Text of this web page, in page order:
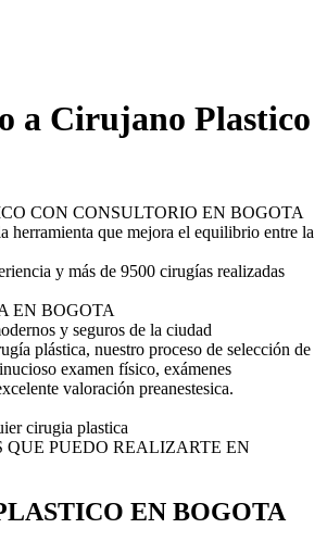
a Cirujano Plastico
CON CONSULTORIO EN BOGOTA
herramienta que mejora el equilibrio entre la
y más de 9500 cirugías realizadas
EN BOGOTA
y seguros de la ciudad
plástica, nuestro proceso de selección de
examen físico, exámenes
valoración preanestesica.
cirugia plastica
QUE PUEDO REALIZARTE EN
EN BOGOTA